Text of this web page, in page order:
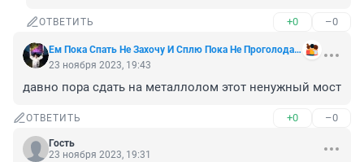
ОТВЕТИТЬ +0 –0
Ем Пока Спать Не Захочу И Сплю Пока Не Проголодаюсь
23 ноября 2023, 19:43
давно пора сдать на металлолом этот ненужный мост
ОТВЕТИТЬ +0 –0
Гость
23 ноября 2023, 19:31